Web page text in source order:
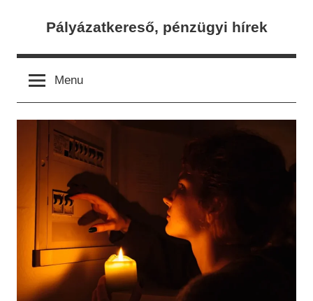
Pályázatkereső, pénzügyi hírek
Menu